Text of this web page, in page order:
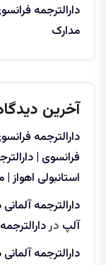
دارالترجمه
مدارک
آخرین
دارالترجمه
فرانسوی |
استانبولی اهواز
دارالترجمه
آلپ در
دارالترجمه